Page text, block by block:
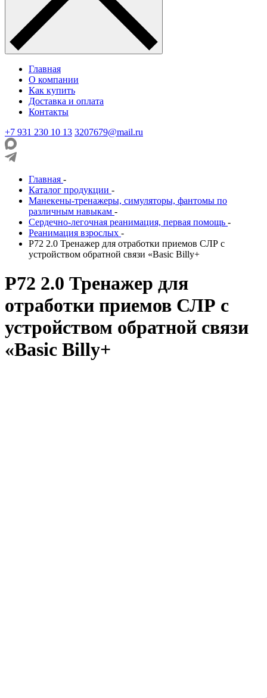
Главная
О компании
Как купить
Доставка и оплата
Контакты
+7 931 230 10 13 3207679@mail.ru
Главная -
Каталог продукции -
Манекены-тренажеры, симуляторы, фантомы по
различным навыкам -
Сердечно-легочная реанимация, первая помощь -
Реанимация взрослых -
P72 2.0 Тренажер для отработки приемов СЛР с
устройством обратной связи «Basic Billy+
P72 2.0 Тренажер для
отработки приемов СЛР с
устройством обратной связи
«Basic Billy+